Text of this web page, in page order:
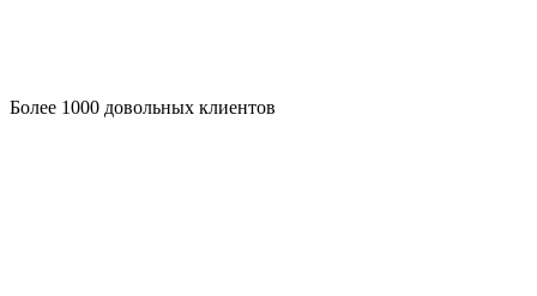
Более 1000 довольных клиентов